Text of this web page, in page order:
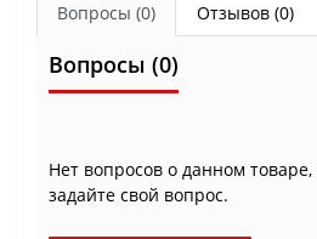
Вопросы (0) Отзывов (0)
Вопросы (0)
Нет вопросов о данном
задайте свой вопрос.